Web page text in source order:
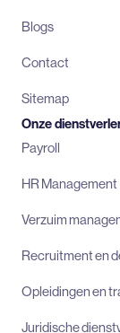
Blogs
Contact
Sitemap
Onze
Payroll
HR Management
Verzuim
Recruitment en
Opleidingen en
Juridische